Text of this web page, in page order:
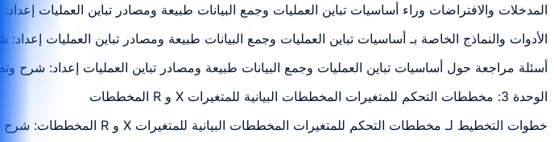
المدخلات والافتراضات وراء أساسيات تباين العمليات وجمع البيانات طبيعة ومصادر تباين العمليات
الأدوات والنماذج الخاصة بـ أساسيات تباين العمليات وجمع البيانات طبيعة ومصادر تباين العمليات
أسئلة مراجعة حول أساسيات تباين العمليات وجمع البيانات طبيعة ومصادر تباين العمليات إعداد: شرح
الوحدة 3: مخططات التحكم للمتغيرات المخططات البيانية للمتغيرات X و R المخططات
خطوات التخطيط لـ مخططات التحكم للمتغيرات المخططات البيانية للمتغيرات X و R المخططات: شرح وتطبيق ومراجعة عملية مرتبطة بموضوع الوحدة